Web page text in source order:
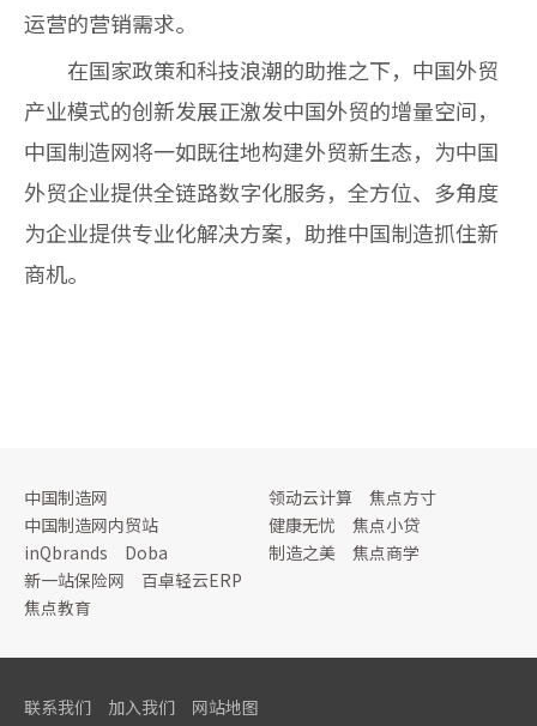
运营的营销需求。
在国家政策和科技浪潮的助推之下，中国外贸
产业模式的创新发展正激发中国外贸的增量空间，
中国制造网将一如既往地构建外贸新生态，为中国
外贸企业提供全链路数字化服务，全方位、多角度
为企业提供专业化解决方案，助推中国制造抓住新
商机。
中国制造网
中国制造网内贸站
inQbrands
Doba
新一站保险网
百卓轻云ERP
焦点教育
领动云计算
焦点方寸
健康无忧
焦点小贷
制造之美
焦点商学
联系我们 加入我们
网站地图